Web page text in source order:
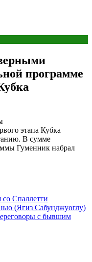
программе
этапа Кубка
В сумме
Гуменник набрал
со Спаллетти
(Ягиз Сабунджуоглу)
с бывшим